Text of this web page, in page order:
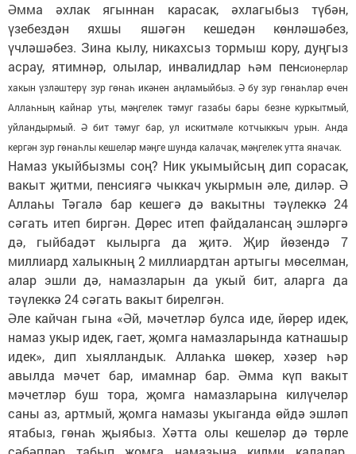
Әмма әхлак ягыннан карасак, әхлагыбыз түбән,
үзебездән яхшы яшәгән кешедән көнләшәбез,
үчләшәбез. Зина кылу, никахсыз тормыш кору, дуңгыз
асрау, ятимнәр, олылар, инвалидлар һәм пенсионерлар
хакын үзләштерү зур гөнаһ икәнен аңламыйбыз. Ә бу зур гөнаһлар өчен
Аллаһның кайнар уты, мәңгелек тәмуг газабы бары безне куркытмый,
уйландырмый. Ә бит тәмуг бар, ул искитмәле котчыккыч урын. Анда
кергән зур гөнаһлы кешеләр мәңге шунда калачак, мәңгелек утта яначак.
Намаз укыйбызмы соң? Ник укымыйсың дип сорасак,
вакыт җитми, пенсиягә чыккач укырмын әле, диләр. Ә
Аллаһы Тәгалә бар кешегә дә вакытны тәүлеккә 24
сәгать итеп биргән. Дөрес итеп файдалансаң эшләргә
дә, гыйбадәт кылырга да җитә. Җир йөзендә 7
миллиард халыкның 2 миллиардтан артыгы мөселман,
алар эшли дә, намазларын да укый бит, аларга да
тәүлеккә 24 сәгать вакыт бирелгән.
Әле кайчан гына «Әй, мәчетләр булса иде, йөрер идек,
намаз укыр идек, гает, җомга намазларында катнашыр
идек», дип хыялландык. Аллаһка шөкер, хәзер һәр
авылда мәчет бар, имамнар бар. Әмма күп вакыт
мәчетләр буш тора, җомга намазларына килүчеләр
саны аз, артмый, җомга намазы укыганда өйдә эшләп
ятабыз, гөнаһ җыябыз. Хәтта олы кешеләр дә төрле